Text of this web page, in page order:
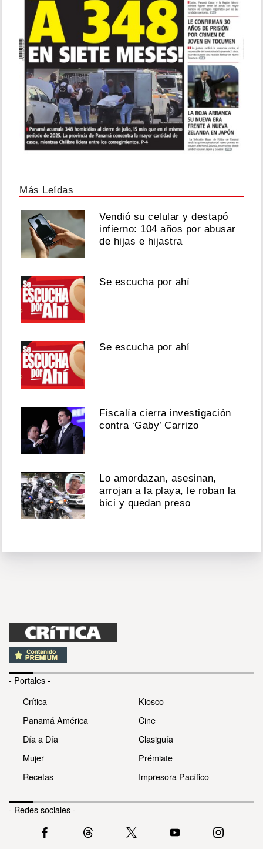
Más Leídas
Vendió su celular y destapó
infierno: 104 años por abusar
de hijas e hijastra
Se escucha por ahí
Se escucha por ahí
Fiscalía cierra investigación
contra ‘Gaby’ Carrizo
Lo amordazan, asesinan,
arrojan a la playa, le roban la
bici y quedan preso
- Portales -
Crítica
Panamá América
Día a Día
Mujer
Recetas
Kiosco
Cine
Clasiguía
Prémiate
Impresora Pacífico
- Redes sociales -